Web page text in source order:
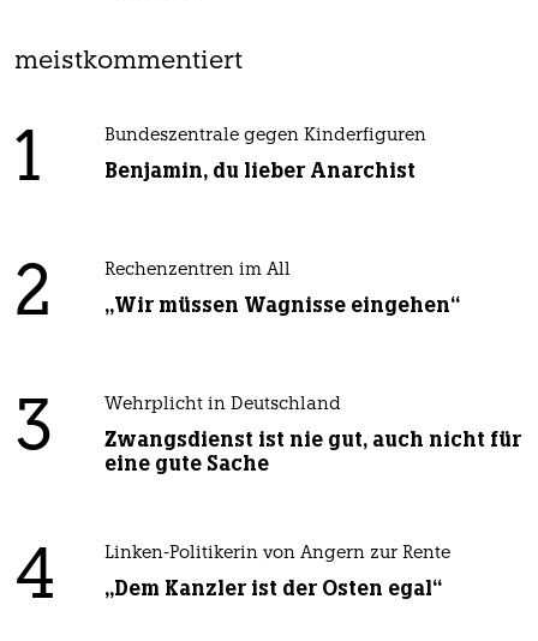
meistkommentiert
1 Bundeszentrale gegen Kinderfiguren
Benjamin, du lieber Anarchist
2 Rechenzentren im All
„Wir müssen Wagnisse eingehen“
3 Wehrplicht in Deutschland
Zwangsdienst ist nie gut, auch nicht für
eine gute Sache
4 Linken-Politikerin von Angern zur Rente
„Dem Kanzler ist der Osten egal“